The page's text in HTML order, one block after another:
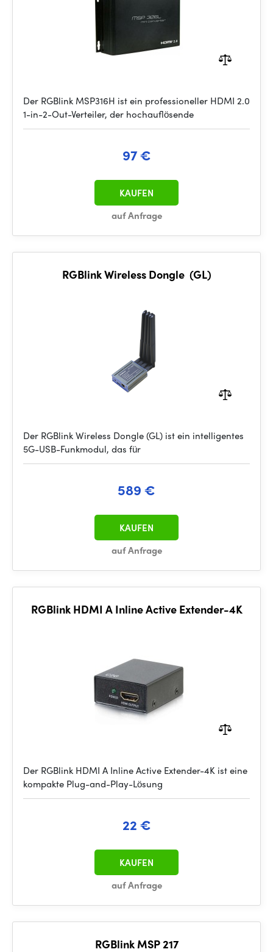
Der RGBlink MSP316H ist ein professioneller HDMI 2.0
1-in-2-Out-Verteiler, der hochauflösende
97 €
auf Anfrage
KAUFEN
RGBlink Wireless Dongle (GL)
Der RGBlink Wireless Dongle (GL) ist ein intelligentes
5G-USB-Funkmodul, das für
589 €
auf Anfrage
KAUFEN
RGBlink HDMI A Inline Active Extender-4K
Der RGBlink HDMI A Inline Active Extender-4K ist eine
kompakte Plug-and-Play-Lösung
22 €
auf Anfrage
KAUFEN
RGBlink MSP 217